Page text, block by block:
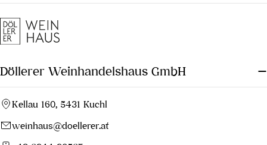
Geschmacksprofil entsteht. Die
Winzer müssen die
Eigenschaften der einzelnen
um die besten Kombinationen
Döllerer Weinhandelshaus GmbH
Kellau 160, 5431 Kuchl
weinhaus@doellerer.at